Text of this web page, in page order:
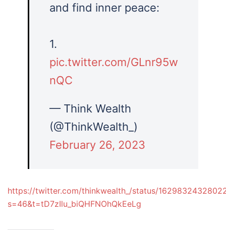
and find inner peace:
1.
pic.twitter.com/GLnr95w
nQC
— Think Wealth
(@ThinkWealth_)
February 26, 2023
https://twitter.com/thinkwealth_/status/
s=46&t=tD7zIlu_biQHFNOhQkEeLg